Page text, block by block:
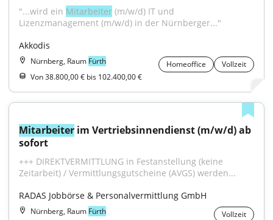
"...wird ein Mitarbeiter (m/w/d) IT und
Lizenzmanagement (m/w/d) in der Nürnberger..."
Akkodis
Nürnberg, Raum Fürth Homeoffice
Vollzeit
Von 38.800,00 € bis 102.400,00 €
Mitarbeiter im Vertriebsinnendienst (m/w/d) ab
sofort
+++ DIREKTVERMITTLUNG in Festanstellung (keine
Zeitarbeit) / Vermittlungsgutscheine (AVGS) werden...
RADAS Jobbörse & Personalvermittlung GmbH
Nürnberg, Raum Fürth Vollzeit